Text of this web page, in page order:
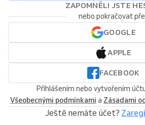
ZAPOMNĚLI JSTE
nebo pokračovat
GOOGLE
APPLE
FACEBOOK
Přihlášením nebo vytvořením
Všeobecnými podmínkami a Zásadami
Ještě nemáte účet?